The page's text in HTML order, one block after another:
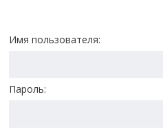
Имя пользователя:
Пароль: